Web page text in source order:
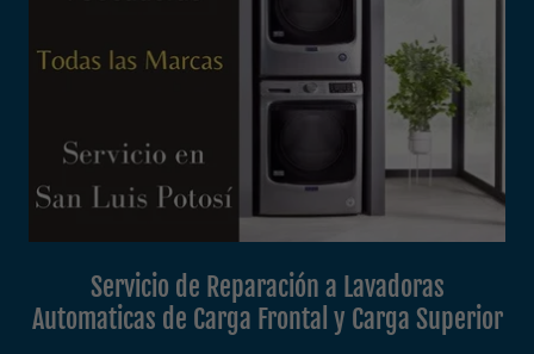
Servicio de Reparación a Lavadoras
Automaticas de Carga Frontal y Carga Superior